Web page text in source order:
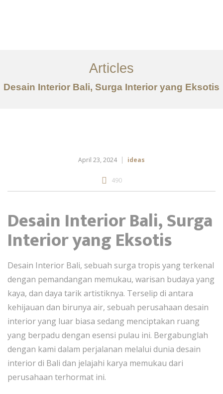
Tentang
Layanan
Articles
Desain Interior Bali, Surga Interior yang Eksotis
April 23, 2024 ideas
490
Desain Interior Bali, Surga
Interior yang Eksotis
Desain Interior Bali, sebuah surga tropis yang terkenal
dengan pemandangan memukau, warisan budaya yang
kaya, dan daya tarik artistiknya. Terselip di antara
kehijauan dan birunya air, sebuah perusahaan desain
interior yang luar biasa sedang menciptakan ruang
yang berpadu dengan esensi pulau ini. Bergabunglah
dengan kami dalam perjalanan melalui dunia desain
interior di Bali dan jelajahi karya memukau dari
perusahaan terhormat ini.